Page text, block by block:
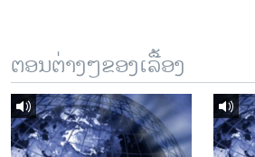
ຕອນຕ່າງໆຂອງເລື້ອງ